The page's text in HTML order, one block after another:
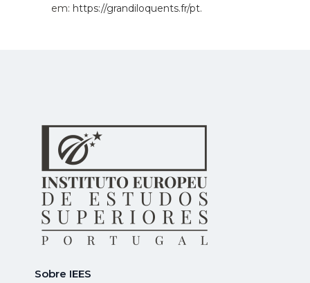
em: https://grandiloquents.fr/pt.
Sobre IEES